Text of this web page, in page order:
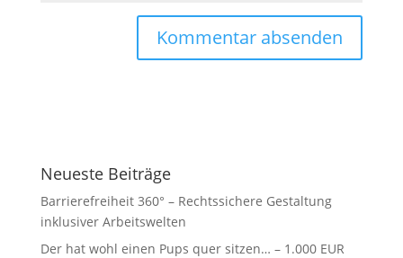
Neueste Beiträge
Barrierefreiheit 360° – Rechtssichere Gestaltung
inklusiver Arbeitswelten
Der hat wohl einen Pups quer sitzen… – 1.000 EUR